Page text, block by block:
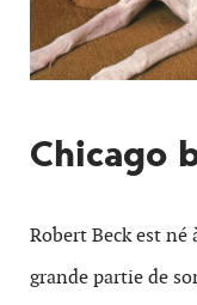
Chicago
Robert Beck est né
grande partie de